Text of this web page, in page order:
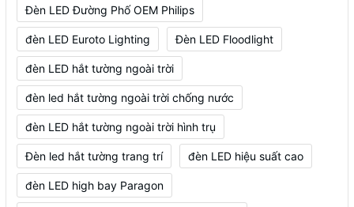
Đèn LED Đường Phố OEM Philips
đèn LED Euroto Lighting Đèn LED Floodlight
đèn LED hắt tường ngoài trời
đèn led hắt tường ngoài trời chống nước
đèn LED hắt tường ngoài trời hình trụ
Đèn led hắt tường trang trí đèn LED hiệu suất cao
đèn LED high bay Paragon